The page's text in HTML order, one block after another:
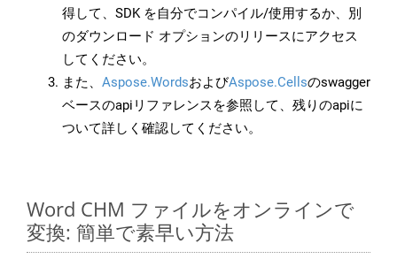
得して、SDK を自分でコンパイル/使用するか、別
のダウンロード オプションのリリースにアクセス
してください。
また、 Aspose.WordsおよびAspose.Cellsのswagger
ベースのapiリファレンスを参照して、残りのapiに
ついて詳しく確認してください。
Word CHM ファイルをオンラインで
変換: 簡単で素早い方法